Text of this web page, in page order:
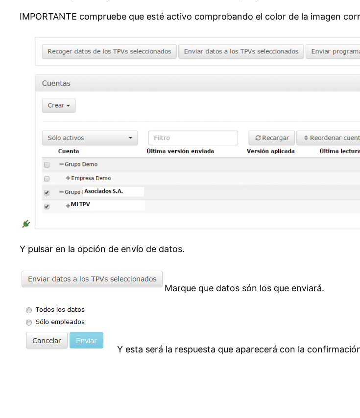
IMPORTANTE compruebe que esté activo comprobando el color de la imagen
Y pulsar en la opción de envío de datos.
Marque que datos són los que enviará.
Y esta será la respuesta que aparecerá con la